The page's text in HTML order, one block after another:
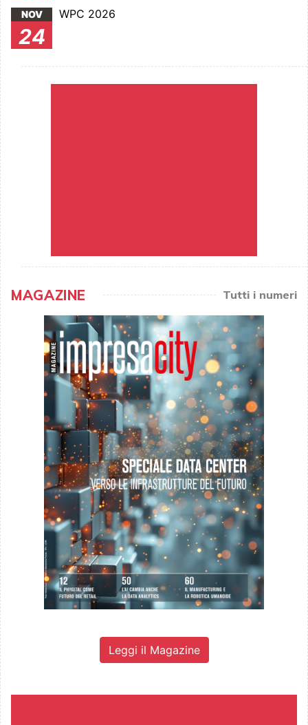
NOV
24
WPC 2026
MAGAZINE Tutti i numeri
Leggi il Magazine